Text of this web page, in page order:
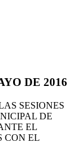
DE 2016
SESIONES
DE
EL
CON EL